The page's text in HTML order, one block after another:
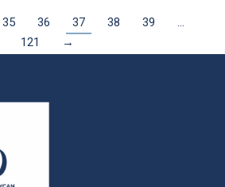
35 36 37 38 39
…
121
→